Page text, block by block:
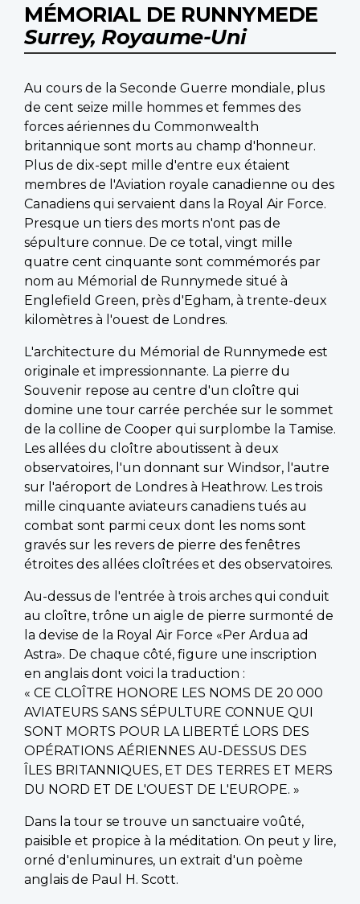
MÉMORIAL DE RUNNYMEDE
Surrey, Royaume-Uni
Au cours de la Seconde Guerre mondiale, plus
de cent seize mille hommes et femmes des
forces aériennes du Commonwealth
britannique sont morts au champ d'honneur.
Plus de dix-sept mille d'entre eux étaient
membres de l'Aviation royale canadienne ou des
Canadiens qui servaient dans la Royal Air Force.
Presque un tiers des morts n'ont pas de
sépulture connue. De ce total, vingt mille
quatre cent cinquante sont commémorés par
nom au Mémorial de Runnymede situé à
Englefield Green, près d'Egham, à trente-deux
kilomètres à l'ouest de Londres.
L'architecture du Mémorial de Runnymede est
originale et impressionnante. La pierre du
Souvenir repose au centre d'un cloître qui
domine une tour carrée perchée sur le sommet
de la colline de Cooper qui surplombe la Tamise.
Les allées du cloître aboutissent à deux
observatoires, l'un donnant sur Windsor, l'autre
sur l'aéroport de Londres à Heathrow. Les trois
mille cinquante aviateurs canadiens tués au
combat sont parmi ceux dont les noms sont
gravés sur les revers de pierre des fenêtres
étroites des allées cloîtrées et des observatoires.
Au-dessus de l'entrée à trois arches qui conduit
au cloître, trône un aigle de pierre surmonté de
la devise de la Royal Air Force «Per Ardua ad
Astra». De chaque côté, figure une inscription
en anglais dont voici la traduction :
« CE CLOÎTRE HONORE LES NOMS DE 20 000
AVIATEURS SANS SÉPULTURE CONNUE QUI
SONT MORTS POUR LA LIBERTÉ LORS DES
OPÉRATIONS AÉRIENNES AU-DESSUS DES
ÎLES BRITANNIQUES, ET DES TERRES ET MERS
DU NORD ET DE L'OUEST DE L'EUROPE. »
Dans la tour se trouve un sanctuaire voûté,
paisible et propice à la méditation. On peut y lire,
orné d'enluminures, un extrait d'un poème
anglais de Paul H. Scott.